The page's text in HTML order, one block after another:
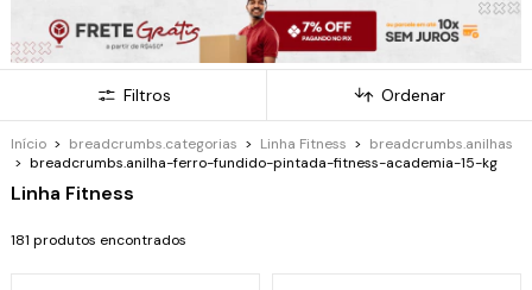
Filtros Ordenar
Início > breadcrumbs.categorias > Linha Fitness > breadcrumbs.anilhas
> breadcrumbs.anilha-ferro-fundido-pintada-fitness-academia-15-kg
Linha Fitness
181 produtos encontrados